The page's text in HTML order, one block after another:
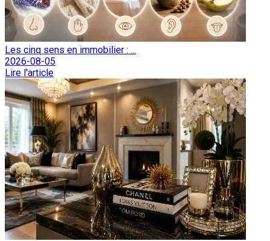
Les cinq sens en immobilier : ...
2026-08-05
Lire l'article